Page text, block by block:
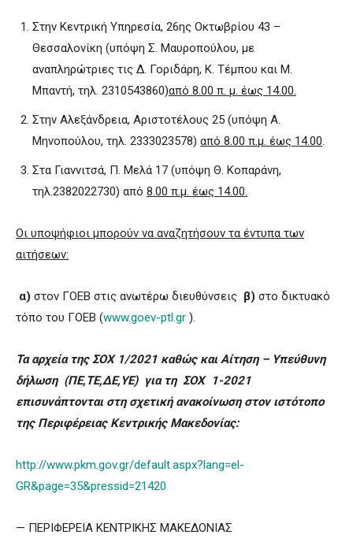
Στην Κεντρική Υπηρεσία, 26ης Οκτωβρίου 43 –
Θεσσαλονίκη (υπόψη Σ. Μαυροπούλου, με
αναπληρώτριες τις Δ. Γοριδάρη, Κ. Τέμπου και Μ.
Μπαντή, τηλ. 2310543860)από 8.00 π. μ. έως 14.00.
Στην Αλεξάνδρεια, Αριστοτέλους 25 (υπόψη Α.
Μηνοπούλου, τηλ. 2333023578) από 8.00 π.μ. έως 14.00.
Στα Γιαννιτσά, Π. Μελά 17 (υπόψη Θ. Κοπαράνη,
τηλ.2382022730) από 8.00 π.μ. έως 14.00.
Οι υποψήφιοι μπορούν να αναζητήσουν τα έντυπα των
αιτήσεων:
α) στον ΓΟΕΒ στις ανωτέρω διευθύνσεις β) στο δικτυακό
τόπο του ΓΟΕΒ (www.goev-ptl.gr ).
Τα αρχεία της ΣΟΧ 1/2021 καθώς και Αίτηση – Υπεύθυνη
δήλωση (ΠΕ,ΤΕ,ΔΕ,ΥΕ) για τη ΣΟΧ 1-2021
επισυνάπτονται στη σχετική ανακοίνωση στον ιστότοπο
της Περιφέρειας Κεντρικής Μακεδονίας:
http://www.pkm.gov.gr/default.aspx?lang=el-
GR&page=35&pressid=21420
— ΠΕΡΙΦΕΡΕΙΑ ΚΕΝΤΡΙΚΗΣ ΜΑΚΕΔΟΝΙΑΣ